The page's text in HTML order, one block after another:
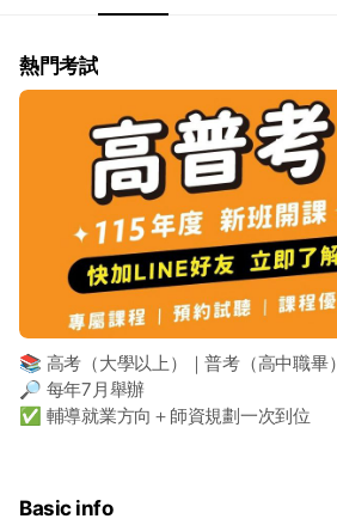
熱門考試
📚 高考（大學以上）｜普考（高中職畢）
🔎 每年7月舉辦
✅ 輔導就業方向＋師資規劃一次到位
Basic info